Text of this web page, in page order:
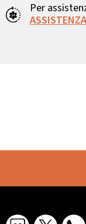
Per